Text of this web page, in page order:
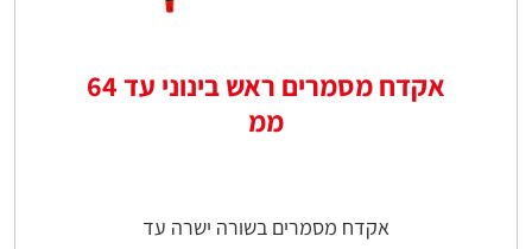
אקדח מסמרים ראש בינוני עד 64
ממ
אקדח מסמרים בשורה ישרה עד